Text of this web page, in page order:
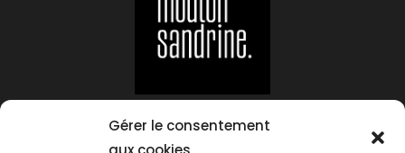
Gérer le consentement
Suivez-moi sur :